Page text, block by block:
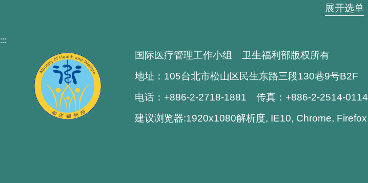
展开选单
:::
国际医疗管理工作小组 卫生福利部版权所有
地址：105台北市松山区民生东路三段130巷9号B2F
电话：+886-2-2718-1881 传真：+886-2-2514-0114
建议浏览器:1920x1080解析度, IE10, Chrome, Firefox